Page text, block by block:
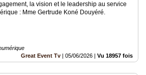
la vision et le leadership au service
: Mme Gertrude Koné Douyéré.
Great Event Tv | 05/06/2026 | Vu 18957 fois